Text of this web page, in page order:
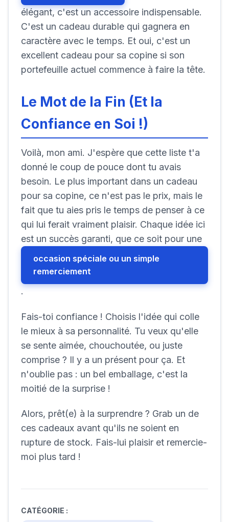
élégant, c'est un accessoire indispensable.
C'est un cadeau durable qui gagnera en
caractère avec le temps. Et oui, c'est un
excellent cadeau pour sa copine si son
portefeuille actuel commence à faire la tête.
Le Mot de la Fin (Et la
Confiance en Soi !)
Voilà, mon ami. J'espère que cette liste t'a
donné le coup de pouce dont tu avais
besoin. Le plus important dans un cadeau
pour sa copine, ce n'est pas le prix, mais le
fait que tu aies pris le temps de penser à ce
qui lui ferait vraiment plaisir. Chaque idée ici
est un succès garanti, que ce soit pour une
occasion spéciale ou un simple
remerciement
.
Fais-toi confiance ! Choisis l'idée qui colle
le mieux à sa personnalité. Tu veux qu'elle
se sente aimée, chouchoutée, ou juste
comprise ? Il y a un présent pour ça. Et
n'oublie pas : un bel emballage, c'est la
moitié de la surprise !
Alors, prêt(e) à la surprendre ? Grab un de
ces cadeaux avant qu'ils ne soient en
rupture de stock. Fais-lui plaisir et remercie-
moi plus tard !
CATÉGORIE :